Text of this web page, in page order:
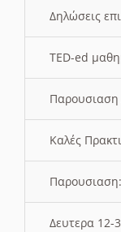
Δηλώσεις
TED-ed
Παρουσιαση
Καλές
Δευτερα 12-